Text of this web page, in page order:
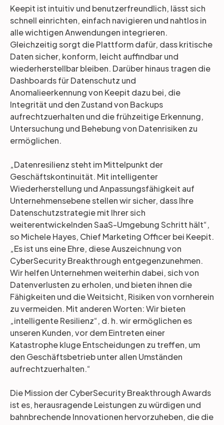
Keepit ist intuitiv und benutzerfreundlich, lässt sich
schnell einrichten, einfach navigieren und nahtlos in
alle wichtigen Anwendungen integrieren.
Gleichzeitig sorgt die Plattform dafür, dass kritische
Daten sicher, konform, leicht auffindbar und
wiederherstellbar bleiben. Darüber hinaus tragen die
Dashboards für Datenschutz und
Anomalieerkennung von Keepit dazu bei, die
Integrität und den Zustand von Backups
aufrechtzuerhalten und die frühzeitige Erkennung,
Untersuchung und Behebung von Datenrisiken zu
ermöglichen.
„Datenresilienz steht im Mittelpunkt der
Geschäftskontinuität. Mit intelligenter
Wiederherstellung und Anpassungsfähigkeit auf
Unternehmensebene stellen wir sicher, dass Ihre
Datenschutzstrategie mit Ihrer sich
weiterentwickelnden SaaS-Umgebung Schritt hält“,
so Michele Hayes, Chief Marketing Officer bei Keepit.
„Es ist uns eine Ehre, diese Auszeichnung von
CyberSecurity Breakthrough entgegenzunehmen.
Wir helfen Unternehmen weiterhin dabei, sich von
Datenverlusten zu erholen, und bieten ihnen die
Fähigkeiten und die Weitsicht, Risiken von vornherein
zu vermeiden. Mit anderen Worten: Wir bieten
„intelligente Resilienz“, d. h. wir ermöglichen es
unseren Kunden, vor dem Eintreten einer
Katastrophe kluge Entscheidungen zu treffen, um
den Geschäftsbetrieb unter allen Umständen
aufrechtzuerhalten.“
Die Mission der CyberSecurity Breakthrough Awards
ist es, herausragende Leistungen zu würdigen und
bahnbrechende Innovationen hervorzuheben, die die